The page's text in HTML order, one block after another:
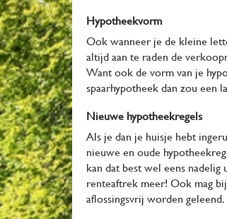
Hypotheekvorm
Ook wanneer je de kleine
altijd aan te raden de
Want ook de vorm van je
spaarhypotheek dan zou een
Nieuwe hypotheekregels
Als je dan je huisje hebt
nieuwe en oude
kan dat best wel eens
renteaftrek meer! Ook mag
aflossingsvrij worden geleend.